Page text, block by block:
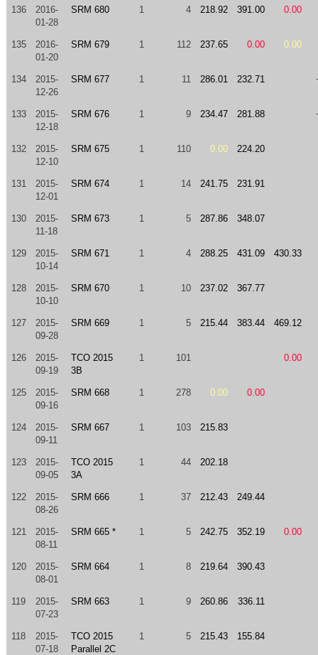
136
2016-
01-28
SRM 680 1 4 218.92 391.00 0.00
135
2016-
01-20
SRM 679 1 112 237.65 0.00 0.00
134
2015-
12-26
SRM 677 1 11 286.01 232.71
133
2015-
12-18
SRM 676 1 9 234.47 281.88
132
2015-
12-10
SRM 675 1 110 0.00 224.20
131
2015-
12-01
SRM 674 1 14 241.75 231.91
130
2015-
11-18
SRM 673 1 5 287.86 348.07
129
2015-
10-14
SRM 671 1 4 288.25 431.09 430.33
128
2015-
10-10
SRM 670 1 10 237.02 367.77
127
2015-
09-28
SRM 669 1 5 215.44 383.44 469.12
126
2015-
09-19
TCO 2015
3B
1 101 0.00
125
2015-
09-16
SRM 668 1 278 0.00 0.00
124
2015-
09-11
SRM 667 1 103 215.83
123
2015-
09-05
TCO 2015
3A
1 44 202.18
122
2015-
08-26
SRM 666 1 37 212.43 249.44
121
2015-
08-11
SRM 665 * 1 5 242.75 352.19 0.00
120
2015-
08-01
SRM 664 1 8 219.64 390.43
119
2015-
07-23
SRM 663 1 9 260.86 336.11
118
2015-
07-18
TCO 2015
Parallel 2C
1 5 215.43 155.84